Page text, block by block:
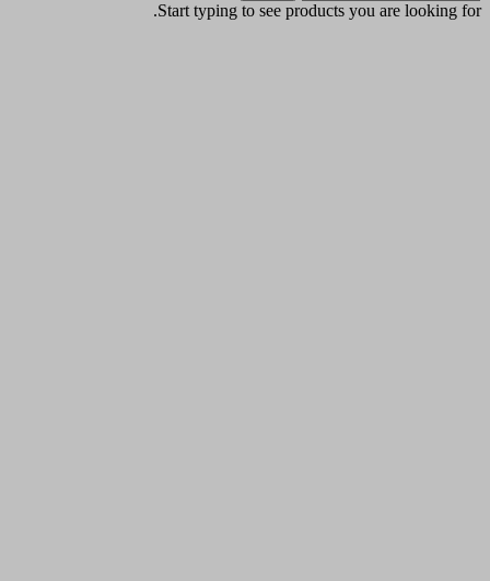
Start typing to see products you are looking for.